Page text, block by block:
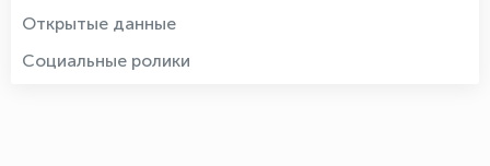
Открытые данные
Социальные ролики